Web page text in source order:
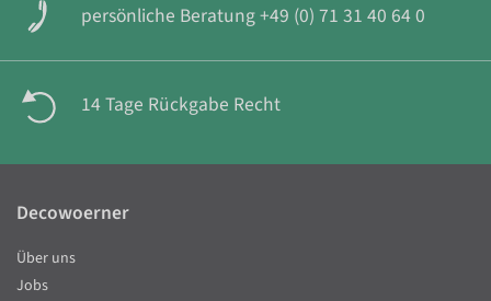
persönliche Beratung +49 (0) 71 31 40 64 0
14 Tage Rückgabe Recht
Decowoerner
Über uns
Jobs